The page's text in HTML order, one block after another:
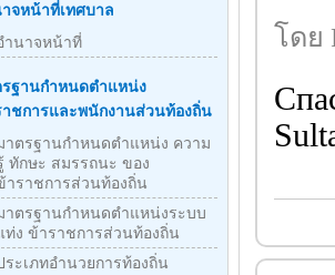
จหน้าที่เทศบาล
ำนาจหน้าที่
รฐานกําหนดตําแหน่ง
ชการและพนักงานส่วนท้องถิ่น
าตรฐานกำหนดตำแหน่ง ความ
ทักษะ สมรรถนะ ของ
าราชการส่วนท้องถิ่น
าตรฐานกำหนดตำแหน่งระบบ
ท่ง ข้าราชการส่วนท้องถิ่น
ระเภทอำนวยการท้องถิ่น
โดย